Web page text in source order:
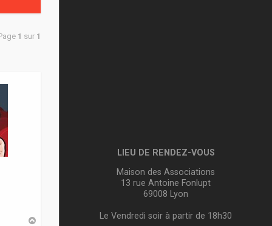
1 sur 1
LIEU DE RENDEZ-VOUS
Maison des Associations
13 rue Antoine Fonlupt
69008 Lyon
Le Vendredi soir à partir de 18h30